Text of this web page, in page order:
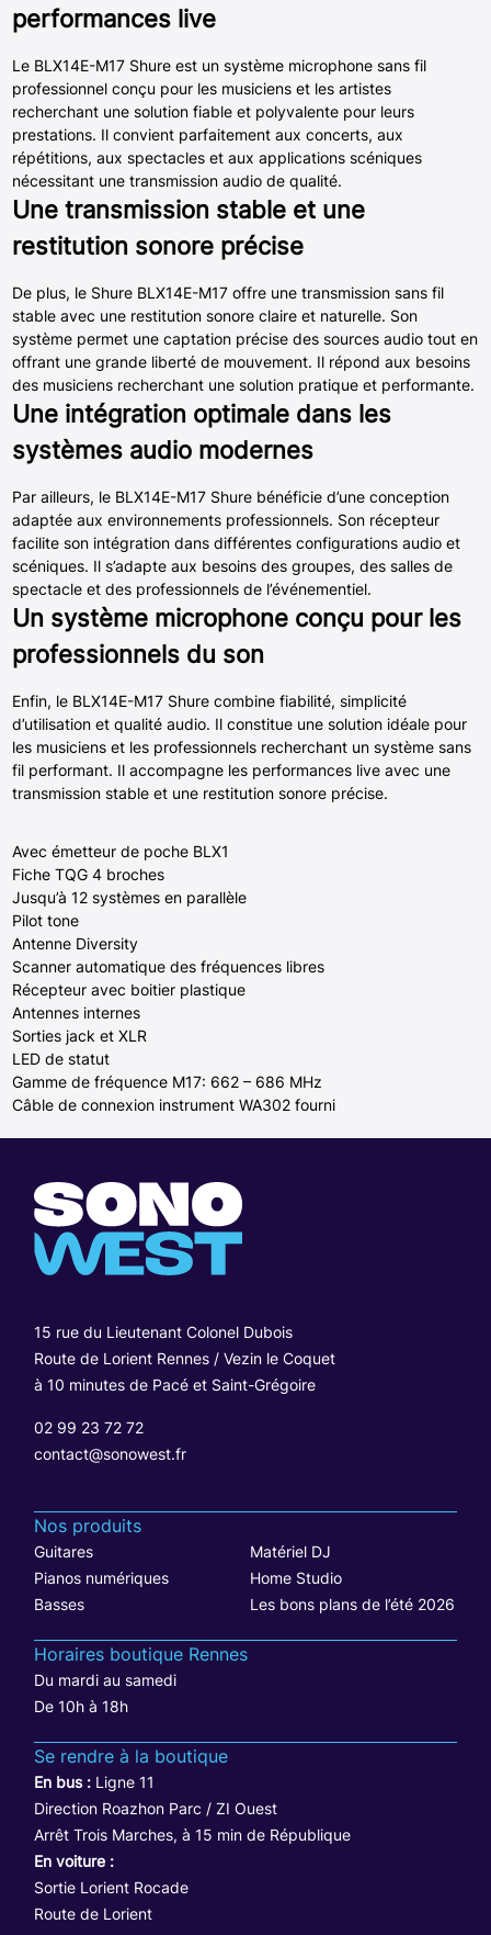
performances live
Le BLX14E-M17 Shure est un système microphone sans fil
professionnel conçu pour les musiciens et les artistes
recherchant une solution fiable et polyvalente pour leurs
prestations. Il convient parfaitement aux concerts, aux
répétitions, aux spectacles et aux applications scéniques
nécessitant une transmission audio de qualité.
Une transmission stable et une
restitution sonore précise
De plus, le Shure BLX14E-M17 offre une transmission sans fil
stable avec une restitution sonore claire et naturelle. Son
système permet une captation précise des sources audio tout en
offrant une grande liberté de mouvement. Il répond aux besoins
des musiciens recherchant une solution pratique et performante.
Une intégration optimale dans les
systèmes audio modernes
Par ailleurs, le BLX14E-M17 Shure bénéficie d’une conception
adaptée aux environnements professionnels. Son récepteur
facilite son intégration dans différentes configurations audio et
scéniques. Il s’adapte aux besoins des groupes, des salles de
spectacle et des professionnels de l’événementiel.
Un système microphone conçu pour les
professionnels du son
Enfin, le BLX14E-M17 Shure combine fiabilité, simplicité
d’utilisation et qualité audio. Il constitue une solution idéale pour
les musiciens et les professionnels recherchant un système sans
fil performant. Il accompagne les performances live avec une
transmission stable et une restitution sonore précise.
Avec émetteur de poche BLX1
Fiche TQG 4 broches
Jusqu’à 12 systèmes en parallèle
Pilot tone
Antenne Diversity
Scanner automatique des fréquences libres
Récepteur avec boitier plastique
Antennes internes
Sorties jack et XLR
LED de statut
Gamme de fréquence M17: 662 – 686 MHz
Câble de connexion instrument WA302 fourni
15 rue du Lieutenant Colonel Dubois
Route de Lorient Rennes / Vezin le Coquet
à 10 minutes de Pacé et Saint-Grégoire
02 99 23 72 72
contact@sonowest.fr
Nos produits
Guitares
Matériel DJ
Pianos numériques
Home Studio
Basses
Les bons plans de l’été 2026
Horaires boutique Rennes
Du mardi au samedi
De 10h à 18h
Se rendre à la boutique
En bus : Ligne 11
Direction Roazhon Parc / ZI Ouest
Arrêt Trois Marches, à 15 min de République
En voiture :
Sortie Lorient Rocade
Route de Lorient